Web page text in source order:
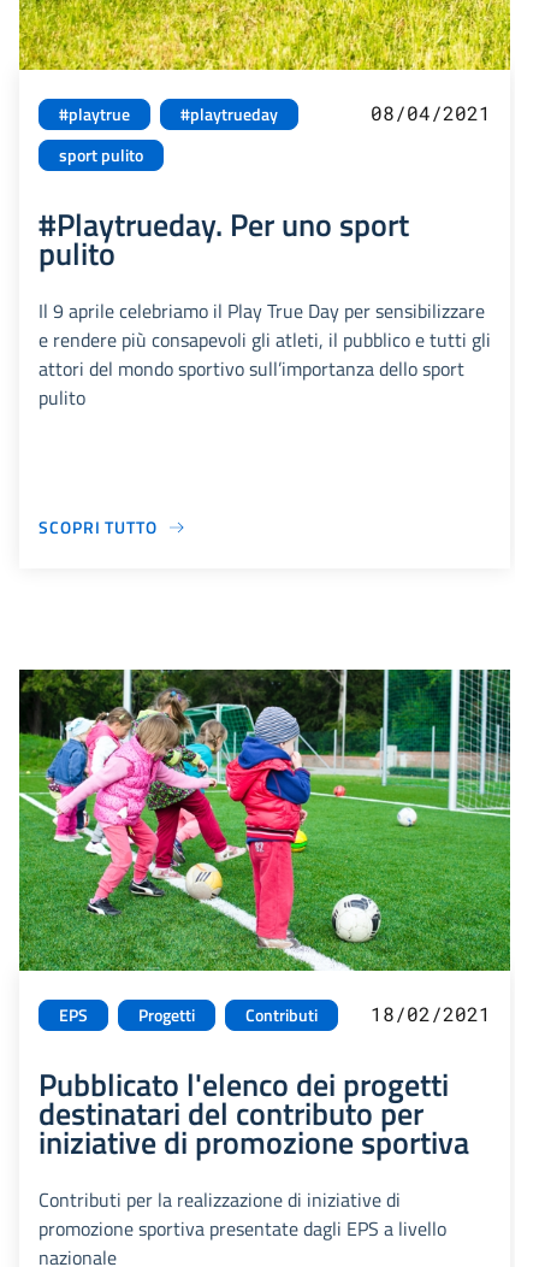
#playtrue
#playtrueday
sport pulito
08/04/2021
#Playtrueday. Per uno sport
pulito
Il 9 aprile celebriamo il Play True Day per sensibilizzare
e rendere più consapevoli gli atleti, il pubblico e tutti gli
attori del mondo sportivo sull’importanza dello sport
pulito
SCOPRI TUTTO
EPS Progetti Contributi 18/02/2021
Pubblicato l'elenco dei progetti
destinatari del contributo per
iniziative di promozione sportiva
Contributi per la realizzazione di iniziative di
promozione sportiva presentate dagli EPS a livello
nazionale